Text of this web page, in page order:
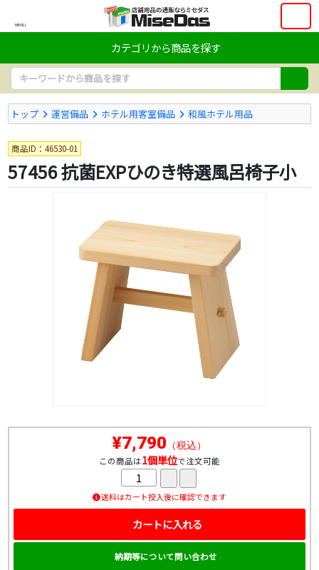
MENU
カテゴリから商品を探す
トップ 運営備品 ホテル用客室備品 和風ホテル用品
商品ID：46530-01
57456 抗菌EXPひのき特選風呂椅子小
¥7,790 （税込）
この商品は1個単位で注文可能
送料はカート投入後に確認できます
カートに入れる
納期等について問い合わせ